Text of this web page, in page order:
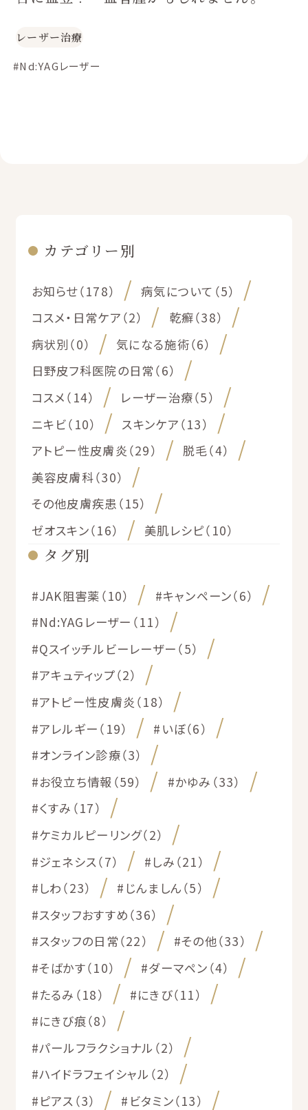
レーザー治療
#Nd:YAGレーザー
カテゴリー別
お知らせ（178）
病気について（5）
コスメ・日常ケア（2）
乾癬（38）
病状別（0）
気になる施術（6）
日野皮フ科医院の日常（6）
コスメ（14）
レーザー治療（5）
ニキビ（10）
スキンケア（13）
アトピー性皮膚炎（29）
脱毛（4）
美容皮膚科（30）
その他皮膚疾患（15）
ゼオスキン（16）
美肌レシピ（10）
タグ別
#JAK阻害薬（10）
#キャンペーン（6）
#Nd:YAGレーザー（11）
#Qスイッチルビーレーザー（5）
#アキュティップ（2）
#アトピー性皮膚炎（18）
#アレルギー（19）
#いぼ（6）
#オンライン診療（3）
#お役立ち情報（59）
#かゆみ（33）
#くすみ（17）
#ケミカルピーリング（2）
#ジェネシス（7）
#しみ（21）
#しわ（23）
#じんましん（5）
#スタッフおすすめ（36）
#スタッフの日常（22）
#その他（33）
#そばかす（10）
#ダーマペン（4）
#たるみ（18）
#にきび（11）
#にきび痕（8）
#パールフラクショナル（2）
#ハイドラフェイシャル（2）
#ピアス（3）
#ビタミン（13）